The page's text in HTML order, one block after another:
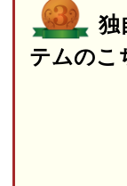
独
テムのこ